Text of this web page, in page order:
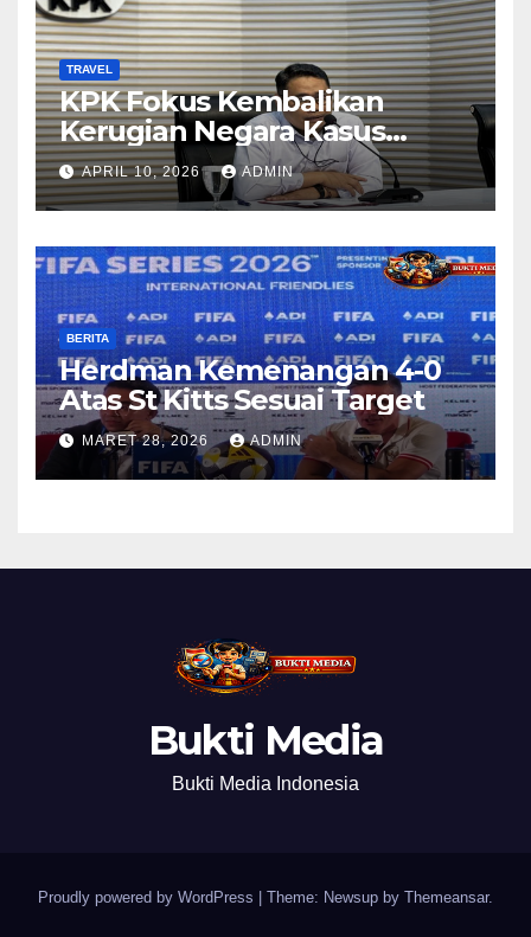
TRAVEL
KPK Fokus Kembalikan
Kerugian Negara Kasus
Korupsi Kuota Haji Lewat
Pemeriksaan Travel Agent
APRIL 10, 2026 ADMIN
BERITA
Herdman Kemenangan 4-0
Atas St Kitts Sesuai Target
MARET 28, 2026 ADMIN
Bukti Media
Bukti Media Indonesia
Proudly powered by WordPress Theme: Newsup by Themeansar.